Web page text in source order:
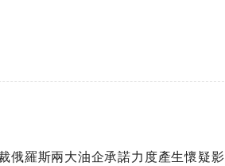
俄羅斯兩大油企承諾力度產生懷疑影